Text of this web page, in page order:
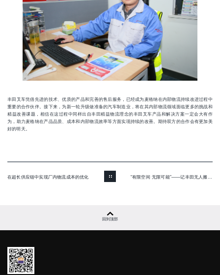
丰田叉车凭借先进的技术、优质的产品和完善的售后服务，已经成为麦格纳在内部物流持续改进过程中
重要的合作伙伴。接下来，为新一轮升级做准备的汽车制造业，将在其内部物流领域面临更多的挑战和
精益改善课题，相信在这过程中同样出自丰田精益物流理念的丰田叉车产品和解决方案一定会大有作
为，助力麦格纳在产品品质、成本和内部物流效率等方面实现持续的改善。期待双方的合作会有更加美
好的明天。
在超长供应链中实现厂内物流成本的优化
回到顶部